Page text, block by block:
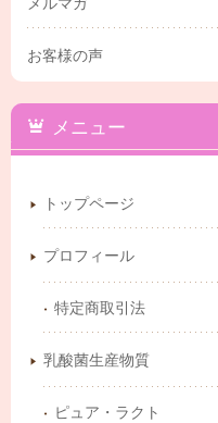
お客様の声
メニュー
トップページ
プロフィール
特定商取引法
乳酸菌生産物質
ピュア・ラクト